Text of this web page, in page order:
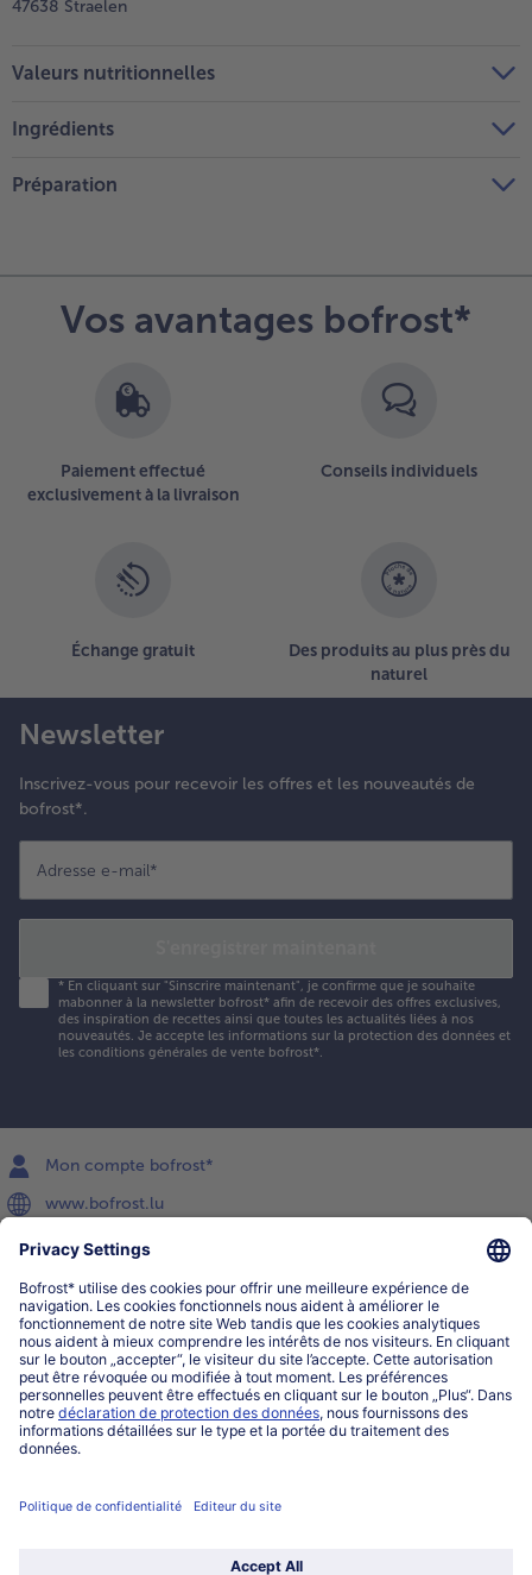
47638 Straelen
Valeurs nutritionnelles
Ingrédients
Préparation
Vos avantages bofrost*
Paiement effectué
exclusivement à la livraison
Conseils individuels
Échange gratuit
Des produits au plus près du
naturel
Newsletter
Inscrivez-vous pour recevoir les offres et les nouveautés de
bofrost*.
Adresse e-mail*
* En cliquant sur "Sinscrire maintenant", je confirme que je souhaite
mabonner à la newsletter bofrost* afin de recevoir des offres exclusives,
des inspiration de recettes ainsi que toutes les actualités liées à nos
nouveautés. Je accepte les informations sur la protection des données et
les conditions générales de vente bofrost*.
Mon compte bofrost*
www.bofrost.lu
service@bofrost.lu
027863232
Lu-ve : 8h-20h Sa : 10h-16h
Service
Qui sommes-nous?